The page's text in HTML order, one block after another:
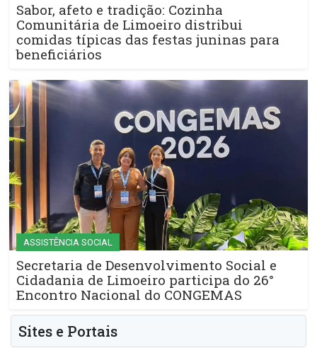
Sabor, afeto e tradição: Cozinha
Comunitária de Limoeiro distribui
comidas típicas das festas juninas para
beneficiários
ASSISTÊNCIA SOCIAL
Secretaria de Desenvolvimento Social e
Cidadania de Limoeiro participa do 26°
Encontro Nacional do CONGEMAS
Sites e Portais